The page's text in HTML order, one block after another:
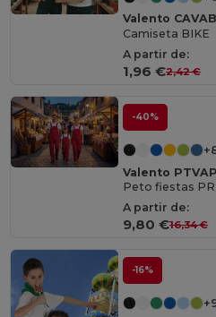
Valento
Camiseta BIKE
A partir de:
1,96 €2,42 €
-40%
Valento
Peto fiestas
A partir de:
9,80 €16,34 €
-16%